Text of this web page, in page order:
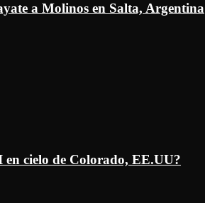
a Molinos en Salta, Argentina
cielo de Colorado, EE.UU?